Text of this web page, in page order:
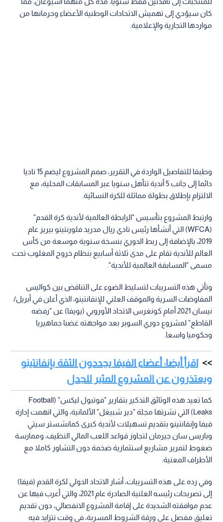
كان سيؤدي إلى تهميش الاتحادات الوطنية الأعضاء وحرمانها من
مواردها التجارية والإعلامية.
وطبقا للتفاصيل الواردة في التقرير، صمم المشروع ليضم 15 ناديا
دائما إلى جانب 5 أندية تتأهل سنويا عبر المسابقات المحلية، مع
الالتزام بإطلاق بطولة مماثلة للكرة النسائية.
وارتبط المشروع بتأسيس "الرابطة العالمية لأندية كرة القدم"
(WFCA) التي أنشأها رئيس نادي ريال مدريد فلورنتينو بيريز عام
2019، بالإضافة إلى ربط الدوري بنسخة سنوية موسعة من كأس
العالم للأندية تقام على مدى ثلاثة أسابيع بنظام خروج المغلوب تحت
مسمى "المسابقة العالمية للأندية".
وتأتي هذه التسريبات لتسليط الضوء على التناقض بين كواليس
المفاوضات السرية والموقف العلني للإنفانتينو، الذي أعلن في أبريل/
نيسان 2021 أمام كونغرس الاتحاد الأوروبي (يويفا) عن "رفضه
القاطع" لمشروع دوري السوبر بعد مواجهته غضبا جماهيريا
وحكوميا واسعا.
اقرأ أيضا: أعضاء الفيفا يجددون الثقة بإنفانتينو
ويعتذرون عن المشروع المثير للجدل
كما تعيد هذه الوثائق التذكير بتقارير "فوتبول ليكس" (Football
Leaks) التي نشرتها مجلة "دير شبيغل" الألمانية، والتي اتهمت إدارة
فيفا وإنفانتينو بتقديم تسهيلات لأندية كبرى كمانشستر سيتي
وباريس سان جيرمان لتجاوز قواعد اللعب المالي النظيف، وممارسة
ضغوط لتمرير مشاريع استثمارية ضخمة دون التشاور كاملا مع
الأطراف المعنية.
وفي رده على هذه التسريبات، أشار الاتحاد الدولي لكرة القدم (فيفا)
إلى تصريحات رئيسه العلنية الصادرة عام 2021، والتي أعرب فيها عن
عدم موافقته الشديدة على إقامة المشروع الانفصالي، دون تقديم
تعليق مفصل على ورقة الشروط المسربة، في وقت تتزايد فيه